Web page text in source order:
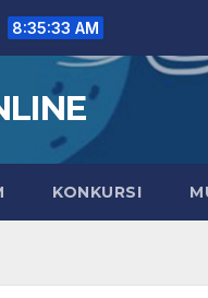
8:35:34 AM
KONKURSI